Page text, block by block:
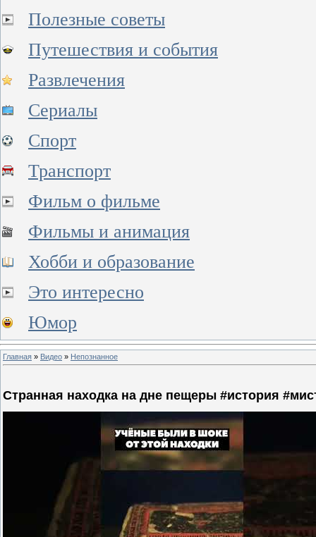
Полезные советы
Путешествия и события
Развлечения
Сериалы
Спорт
Транспорт
Фильм о фильме
Фильмы и анимация
Хобби и образование
Это интересно
Юмор
Главная » Видео » Непознанное
Странная находка на дне пещеры #история